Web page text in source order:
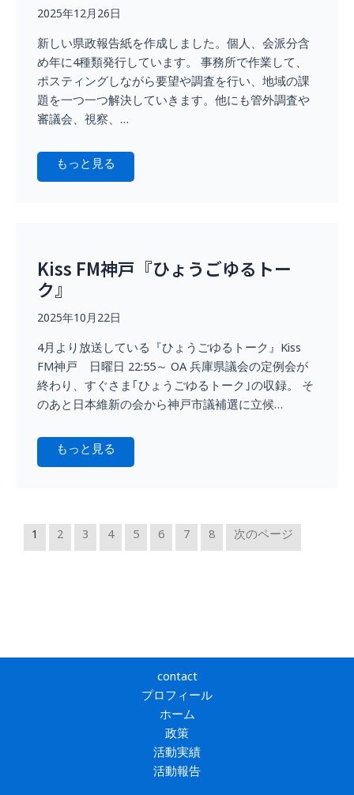
2025年12月26日
新しい県政報告紙を作成しました。個人、会派分含
め年に4種類発行しています。 事務所で作業して、
ポスティングしながら要望や調査を行い、地域の課
題を一つ一つ解決していきます。他にも管外調査や
審議会、視察、…
もっと見る
Kiss FM神戸『ひょうごゆるトー
ク』
2025年10月22日
4月より放送している『ひょうごゆるトーク』Kiss
FM神戸 日曜日 22:55～ OA 兵庫県議会の定例会が
終わり、すぐさま｢ひょうごゆるトーク｣の収録。 そ
のあと日本維新の会から神戸市議補選に立候…
もっと見る
1 2 3 4 5 6 7 8 次のページ
contact
プロフィール
ホーム
政策
活動実績
活動報告